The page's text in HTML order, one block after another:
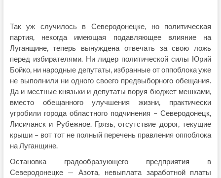
Так уж случилось в Северодонецке, но политическая
партия, некогда имеющая подавляющее влияние на
Луганщине, теперь вынуждена отвечать за свою ложь
перед избирателями. Ни лидер политической силы Юрий
Бойко, ни народные депутаты, избранные от оппоблока уже
не выполнили ни одного своего предвыборного обещания.
Да и местные князьки и депутаты воруя бюджет мешками,
вместо обещанного улучшения жизни, практически
угробили города областного подчинения – Северодонецк,
Лисичанск и Рубежное. Грязь, отсутствие дорог, текущие
крыши – вот тот не полный перечень правления оппоблока
на Луганщине.
Остановка градообразующего предприятия в
Северодонецке — Азота, невыплата заработной платы